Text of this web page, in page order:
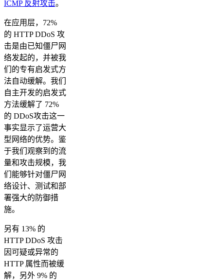
ICMP 反射攻击。
在应用层，72%
的 HTTP DDoS 攻
击是由已知僵尸网
络发起的，并被我
们的专有启发式方
法自动缓解。我们
自主开发的启发式
方法缓解了 72%
的 DDoS攻击这一
事实显示了运营大
型网络的优势。鉴
于我们观察到的流
量和攻击规模，我
们能够针对僵尸网
络设计、测试和部
署强大的防御措
施。
另有 13% 的
HTTP DDoS 攻击
因可疑或异常的
HTTP 属性而被缓
解，另外 9% 的